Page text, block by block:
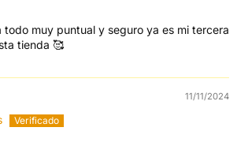
todo muy puntual y seguro ya es mi tercera
tienda 🥰
11/11/2024